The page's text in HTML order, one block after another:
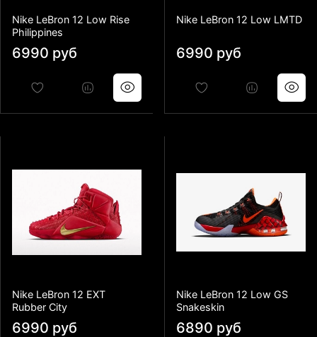
Nike LeBron 12 Low Rise
Philippines
6990 руб
Nike LeBron 12 Low LMTD
6990 руб
Nike LeBron 12 EXT
Rubber City
6990 руб
Nike LeBron 12 Low GS
Snakeskin
6890 руб